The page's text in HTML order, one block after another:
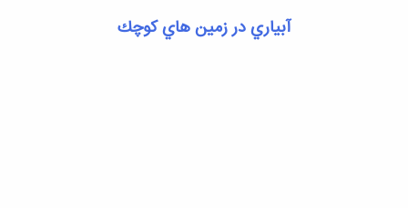
آبياري در زمين هاي كوچك